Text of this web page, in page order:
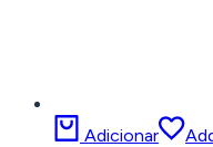
Adicionar